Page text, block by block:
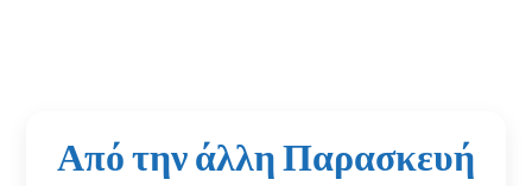
Από την άλλη Παρασκευή